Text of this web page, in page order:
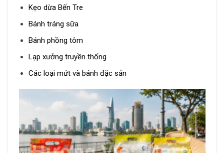
Kẹo dừa Bến Tre
Bánh tráng sữa
Bánh phồng tôm
Lạp xưởng truyền thống
Các loại mứt và bánh đặc sản